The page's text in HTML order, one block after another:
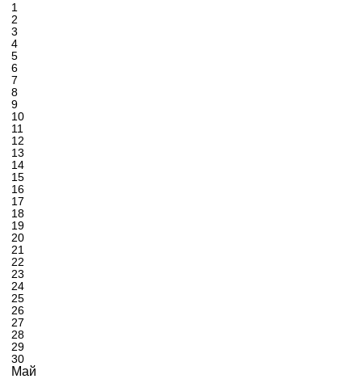
1
2
3
4
5
6
7
8
9
10
11
12
13
14
15
16
17
18
19
20
21
22
23
24
25
26
27
28
29
30
Май